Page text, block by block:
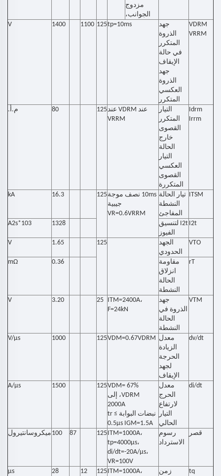
مزدوج
الجوانب،
VDRM
VRRM
جهد
الذروة
المتكرر
في حالة
الإيقاف
جهد
الذروة
العكسي
المتكرر
tp=10ms
125
1100
1400
V
Idrm
Irrm
التيار
المتكرر
القصوى
خارج
الحالة
التيار
العكسي
القصوى
المتكررة
عند VDRM عند
VRRM
125
80 م.أ.
ITSM تيار الحالة
النشطة
المفاجئ
10ms نصف موجة
جيبية
VR=0.6VRRM
125
16.3
kA
I2t
I2t لتنسيق
الفيوز
1328
A2s*103
VTO
الجهد
الحدودي
125
1.65
V
rT
مقاومة
انزلاق
الحالة
النشطة
0.36
mΩ
VTM
جهد
الذروة في
الحالة
النشطة
ITM=2400A،
F=24kN
25
3.20
V
dv/dt
معدل
الزيادة
الحرجة
لجهد
الإيقاف
VDM=0.67VDRM
125
1000
V/μs
di/dt
معدل
الحرج
لارتفاع
التيار
الحالي
VDM= 67%
VDRM، إلى
2000A
نبضات البوابة tr ≤
0.5μs IGM=1.5A
125
1500
A/μs
قصر
رسوم
الاسترداد
ITM=1000A،
tp=4000µs،
di/dt=-20A/µs،
VR=100V
125
87
100 ميكروسانتيرول
tq زمن ITM=1000A،125
12
28
μs